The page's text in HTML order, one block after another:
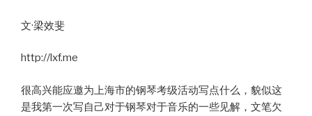
文·梁效斐
http://lxf.me
很高兴能应邀为上海市的钢琴考级活动写点什么，貌似这
是我第一次写自己对于钢琴对于音乐的一些见解，文笔欠